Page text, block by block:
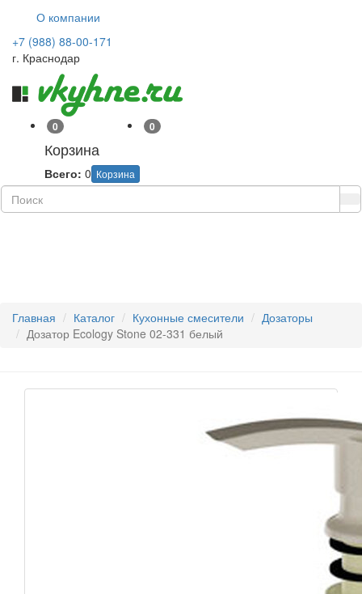
О компании
+7 (988) 88-00-171
г. Краснодар
0
Корзина
Корзина
Всего: 0
0
Главная Каталог Кухонные смесители
Дозаторы
Дозатор Ecology Stone 02-331 белый